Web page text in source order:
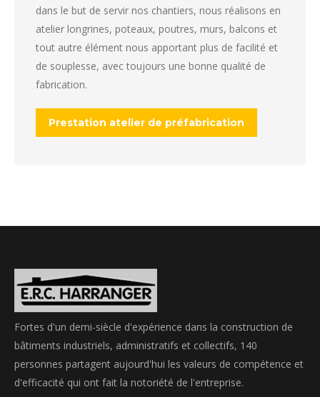
dans le but de servir nos chantiers, nous réalisons en
atelier longrines, poteaux, poutres, murs, balcons et
tout autre élément nous apportant plus de facilité et
de souplesse, avec toujours une bonne qualité de
fabrication.
Prestation atelier de préfabrication
Fortes d'un demi-siècle d'expérience dans la construction de
bâtiments industriels, administratifs et collectifs, 140
personnes partagent aujourd'hui les valeurs de compétence et
d'efficacité qui ont fait la notoriété de l'entreprise.